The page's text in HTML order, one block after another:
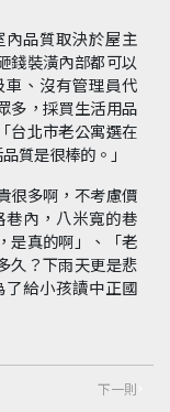
品質取決於屋主
錢裝潢內部都可以
、沒有管理員代
多，採買生活用品
台北市老公寓選在
質是很棒的。」
很多啊，不考慮價
內，八米寬的巷
是真的啊」、「老
久？下雨天更是悲
給小孩讀中正國
下一則